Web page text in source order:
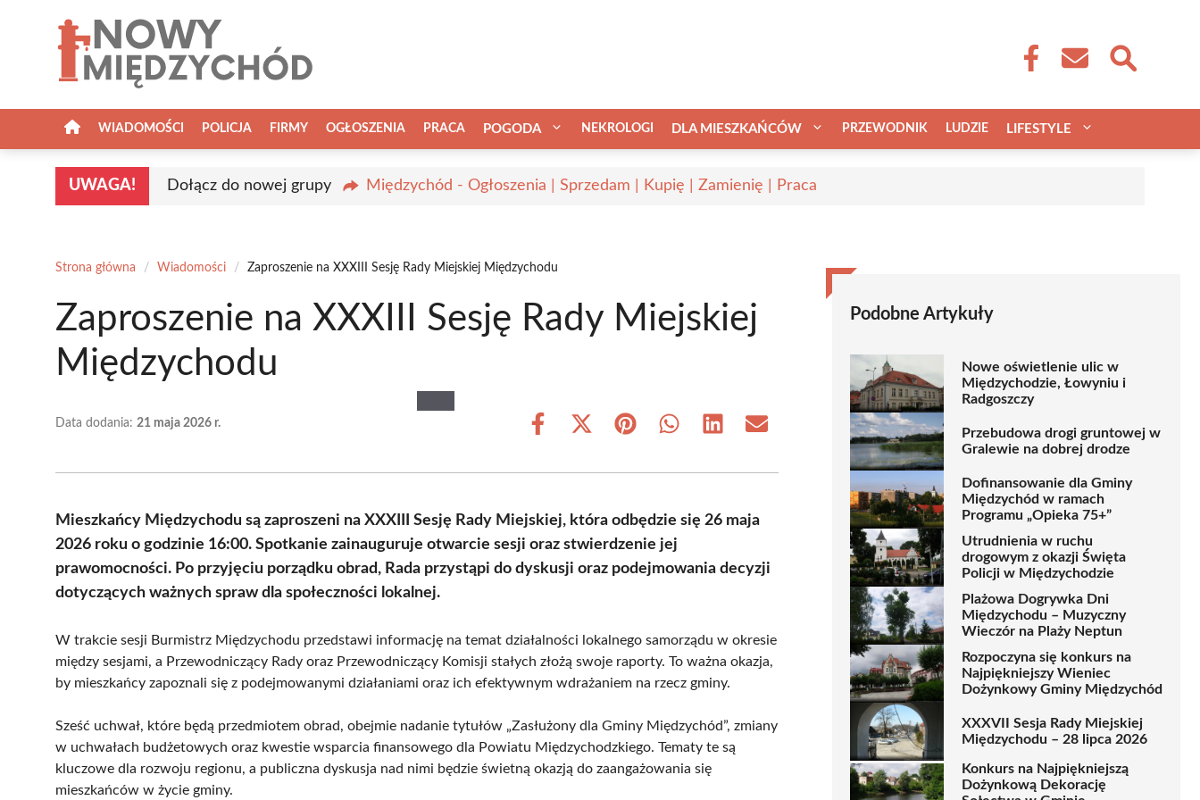
WIADOMOŚCI POLICJA FIRMY OGŁOSZENIA PRACA POGODA NEKROLOGI DLA MIESZKAŃCÓW PRZEWODNIK LUDZIE LIFESTYLE
UWAGA! Dołącz do nowej grupy Międzychód - Ogłoszenia | Sprzedam | Kupię | Zamienię | Praca
Strona główna / Wiadomości / Zaproszenie na XXXIII Sesję Rady Miejskiej Międzychodu
Zaproszenie na XXXIII Sesję Rady Miejskiej
Międzychodu
Data dodania: 21 maja 2026 r.
Share
Share
(Twitter)
Share Share Share Share
Mieszkańcy Międzychodu są zaproszeni na XXXIII Sesję Rady Miejskiej, która odbędzie się 26 maja
2026 roku o godzinie 16:00. Spotkanie zainauguruje otwarcie sesji oraz stwierdzenie jej
prawomocności. Po przyjęciu porządku obrad, Rada przystąpi do dyskusji oraz podejmowania decyzji
dotyczących ważnych spraw dla społeczności lokalnej.
W trakcie sesji Burmistrz Międzychodu przedstawi informację na temat działalności lokalnego samorządu w okresie
między sesjami, a Przewodniczący Rady oraz Przewodniczący Komisji stałych złożą swoje raporty. To ważna okazja,
by mieszkańcy zapoznali się z podejmowanymi działaniami oraz ich efektywnym wdrażaniem na rzecz gminy.
Sześć uchwał, które będą przedmiotem obrad, obejmie nadanie tytułów „Zasłużony dla Gminy Międzychód”, zmiany
w uchwałach budżetowych oraz kwestie wsparcia finansowego dla Powiatu Międzychodzkiego. Tematy te są
kluczowe dla rozwoju regionu, a publiczna dyskusja nad nimi będzie świetną okazją do zaangażowania się
mieszkańców w życie gminy.
Podobne Artykuły
Nowe oświetlenie ulic w
Międzychodzie, Łowyniu i
Radgoszczy
Przebudowa drogi gruntowej w
Gralewie na dobrej drodze
Dofinansowanie dla Gminy
Międzychód w ramach
Programu „Opieka 75+”
Utrudnienia w ruchu
drogowym z okazji Święta
Policji w Międzychodzie
Plażowa Dogrywka Dni
Międzychodu – Muzyczny
Wieczór na Plaży Neptun
Rozpoczyna się konkurs na
Najpiękniejszy Wieniec
Dożynkowy Gminy Międzychód
XXXVII Sesja Rady Miejskiej
Międzychodu – 28 lipca 2026
Konkurs na Najpiękniejszą
Dożynkową Dekorację